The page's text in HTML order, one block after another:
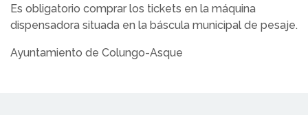
Es obligatorio comprar los tickets en la máquina
dispensadora situada en la báscula municipal de pesaje.
Ayuntamiento de Colungo-Asque